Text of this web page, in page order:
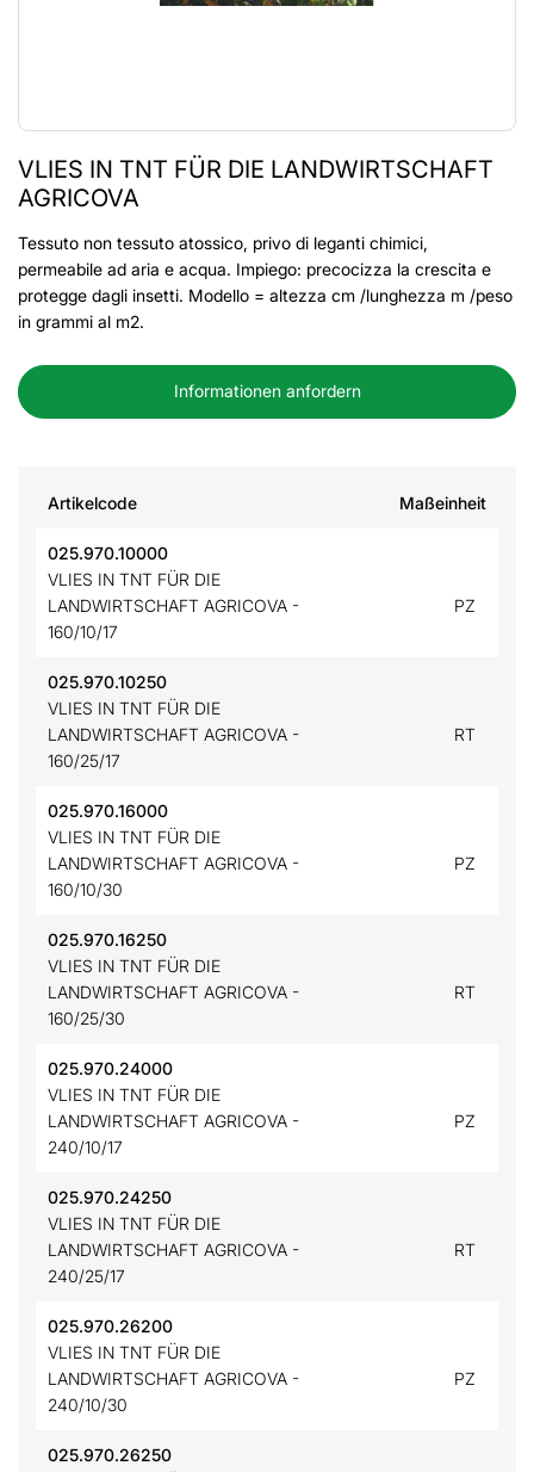
VLIES IN TNT FÜR DIE LANDWIRTSCHAFT
AGRICOVA
Tessuto non tessuto atossico, privo di leganti chimici,
permeabile ad aria e acqua. Impiego: precocizza la crescita e
protegge dagli insetti. Modello = altezza cm /lunghezza m /peso
in grammi al m2.
Informationen anfordern
Artikelcode Maßeinheit
025.970.10000
VLIES IN TNT FÜR DIE
LANDWIRTSCHAFT AGRICOVA -
160/10/17
PZ
025.970.10250
VLIES IN TNT FÜR DIE
LANDWIRTSCHAFT AGRICOVA -
160/25/17
RT
025.970.16000
VLIES IN TNT FÜR DIE
LANDWIRTSCHAFT AGRICOVA -
160/10/30
PZ
025.970.16250
VLIES IN TNT FÜR DIE
LANDWIRTSCHAFT AGRICOVA -
160/25/30
RT
025.970.24000
VLIES IN TNT FÜR DIE
LANDWIRTSCHAFT AGRICOVA -
240/10/17
PZ
025.970.24250
VLIES IN TNT FÜR DIE
LANDWIRTSCHAFT AGRICOVA -
240/25/17
RT
025.970.26200
VLIES IN TNT FÜR DIE
LANDWIRTSCHAFT AGRICOVA -
240/10/30
PZ
025.970.26250